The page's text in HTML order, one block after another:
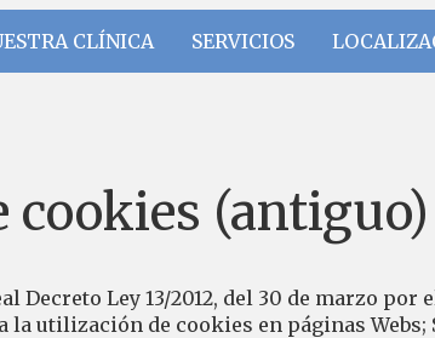
CLÍNICA SERVICIOS
cookies (antiguo)
Decreto Ley 13/2012, del 30 de marzo por
utilización de cookies en páginas Webs;